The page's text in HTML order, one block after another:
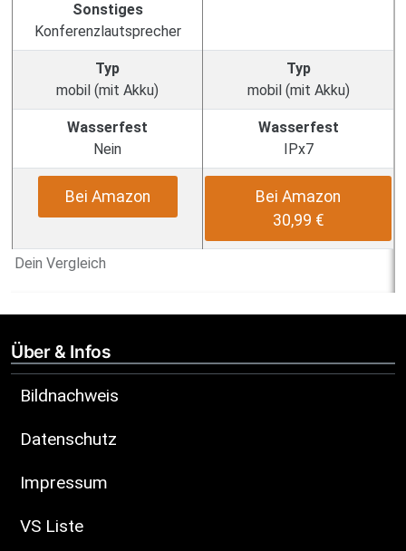
Dein Vergleich
Sonstiges
Konferenzlautsprecher
Typ
mobil (mit Akku)
Typ
mobil (mit Akku)
Wasserfest
Nein
Wasserfest
IPx7
Bei Amazon
Bei Amazon
30,99 €
Über & Infos
Bildnachweis
Datenschutz
Impressum
VS Liste